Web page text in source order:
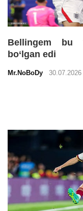
Bellingem bu
bo‘lgan edi
Mr.NoBoDy